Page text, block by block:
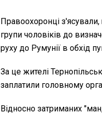
Правоохоронці
групи чоловіків до
руху до Румунії в обхід
За це жителі
заплатили головному
Відносно затриманих